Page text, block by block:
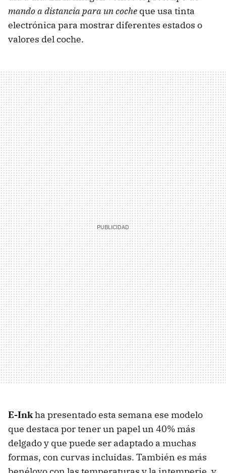
mando a distancia para un coche que usa tinta
electrónica para mostrar diferentes estados o
valores del coche.
E-Inkha presentado esta semana ese modelo
que destaca por tener un papel un 40% más
delgado y que puede ser adaptado a muchas
formas, con curvas incluidas. También es más